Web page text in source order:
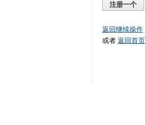
注册一个
返回继续操作
或者 返回首页